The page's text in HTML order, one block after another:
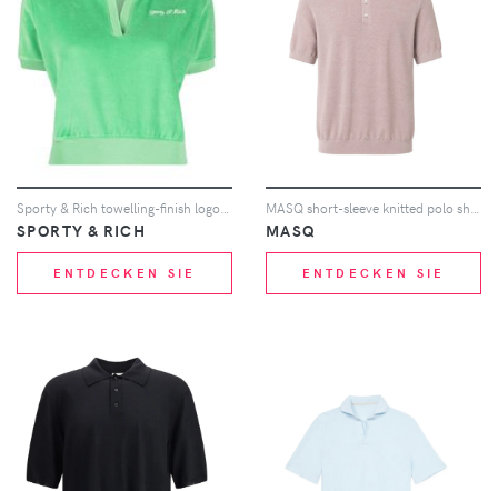
Sporty & Rich towelling-finish logo-embroidered polo shirt - Grün
SPORTY & RICH
ENTDECKEN SIE
MASQ short-sleeve knitted polo shirt - Rosa
MASQ
ENTDECKEN SIE